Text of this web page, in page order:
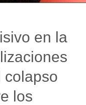
en la
colapso
los